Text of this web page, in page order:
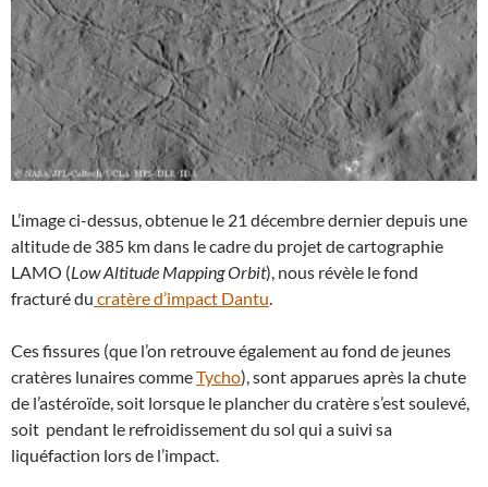
L’image ci-dessus, obtenue le 21 décembre dernier depuis une
altitude de 385 km dans le cadre du projet de cartographie
LAMO (Low Altitude Mapping Orbit), nous révèle le fond
fracturé du cratère d’impact Dantu.
Ces fissures (que l’on retrouve également au fond de jeunes
cratères lunaires commeTycho), sont apparues après la chute
de l’astéroïde, soit lorsque le plancher du cratère s’est soulevé,
soit pendant le refroidissement du sol qui a suivi sa
liquéfaction lors de l’impact.